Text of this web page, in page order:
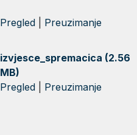
Pregled Preuzimanje
izvjesce_spremacica (2.56
MB)
Pregled
Preuzimanje